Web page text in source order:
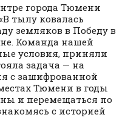
города Тюмени
тылу ковалась
земляков в Победу в
Команда нашей
условия, приняли
задача — на
с зашифрованной
Тюмени в годы
и перемещаться по
с историей